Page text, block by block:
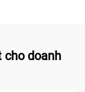
cho doanh